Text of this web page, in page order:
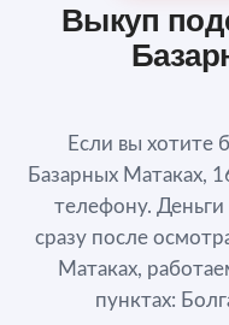
Выкуп
Если вы хотите
Базарных Матаках,
телефону.
сразу после
Матаках,
пунктах: